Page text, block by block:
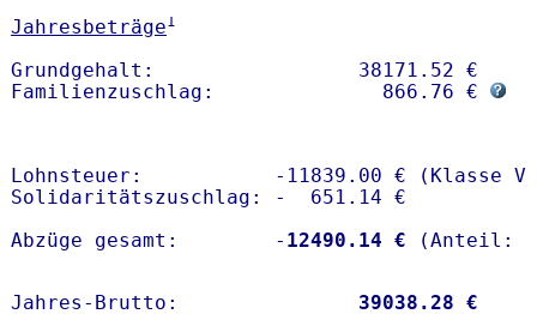
Jahresbeträge1
Grundgehalt:                 38171.52 €
Familienzuschlag:              866.76 €
Lohnsteuer:           -11839.00 € (Klasse V)
Solidaritätszuschlag: -  651.14 €
Abzüge gesamt:        - 12490.14 €
Jahres-Brutto: 39038.28 €